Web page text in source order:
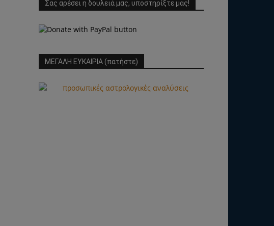
Σας αρέσει η δουλειά μας, υποστηρίξτε μας!
ΜΕΓΑΛΗ ΕΥΚΑΙΡΙΑ (πατήστε)